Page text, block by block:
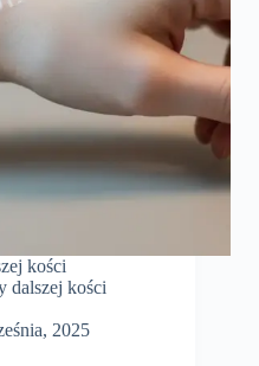
kości
dalszej kości
2025